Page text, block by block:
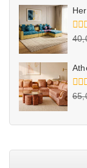
5
0
5
0
5